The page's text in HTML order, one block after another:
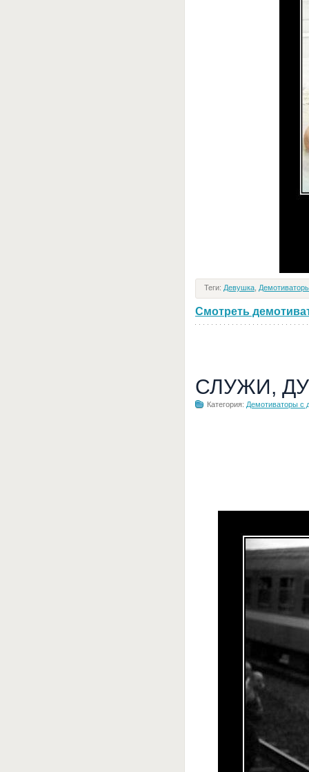
Теги: Девушка
Смотреть
СЛУЖИ,
Категория: Демотиваторы с